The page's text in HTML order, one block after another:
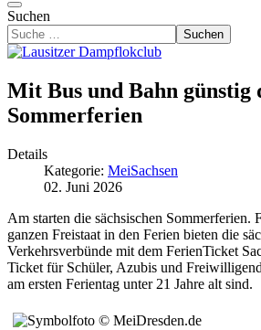
Suchen
Suchen
Mit Bus und Bahn günstig
Sommerferien
Details
Kategorie: MeiSachsen
02. Juni 2026
Am starten die sächsischen Sommerferien.
ganzen Freistaat in den Ferien bieten die
Verkehrsverbünde mit dem FerienTicket
Ticket für Schüler, Azubis und
am ersten Ferientag unter 21 Jahre alt sind.